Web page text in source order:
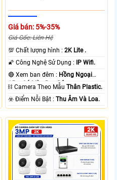
Giá bán: 5%-35%
Giá Gốc: Liên Hệ
💯 Chất lượng hình :2K Lite .
🌠 Công Nghệ Sử Dụng :
IP Wifi.
🔴 Xem ban đêm : Hồng Ngoại
15m Có Màu Ban Ðêm.
⛓ Camera Theo MẫuThân Plastic.
️☣️ Điểm Nỗi Bật :Thu Âm Và Loa.